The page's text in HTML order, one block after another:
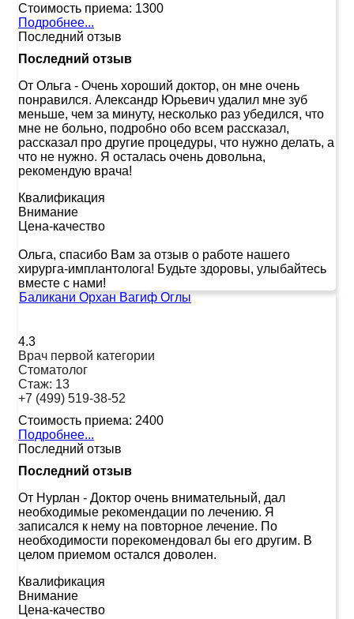
Стоимость приема: 1300
Подробнее...
Последний отзыв
Последний отзыв
От Ольга - Очень хороший доктор, он мне очень
понравился. Александр Юрьевич удалил мне зуб
меньше, чем за минуту, несколько раз убедился, что
мне не больно, подробно обо всем рассказал,
рассказал про другие процедуры, что нужно делать, а
что не нужно. Я осталась очень довольна,
рекомендую врача!
Квалификация
Внимание
Цена-качество
Ольга, спасибо Вам за отзыв о работе нашего
хирурга-имплантолога! Будьте здоровы, улыбайтесь
вместе с нами!
Баликани Орхан Вагиф Оглы
4.3
Врач первой категории
Стоматолог
Стаж: 13
+7 (499) 519-38-52
Стоимость приема: 2400
Подробнее...
Последний отзыв
Последний отзыв
От Нурлан - Доктор очень внимательный, дал
необходимые рекомендации по лечению. Я
записался к нему на повторное лечение. По
необходимости порекомендовал бы его другим. В
целом приемом остался доволен.
Квалификация
Внимание
Цена-качество